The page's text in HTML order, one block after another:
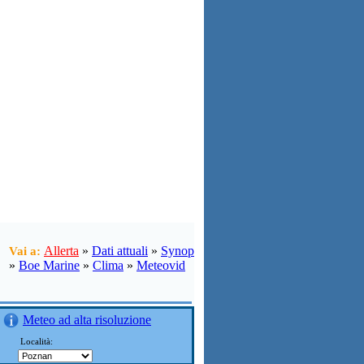
Vai a: Allerta » Dati attuali » Synop
» Boe Marine » Clima » Meteovid
Meteo ad alta risoluzione
Località: